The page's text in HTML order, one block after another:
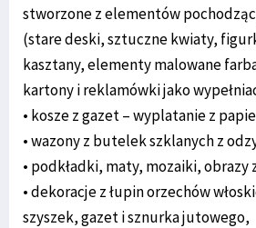
stworzone z elementów
(stare deski, sztuczne kwiaty,
kasztany, elementy malowane
kartony i reklamówki jako
• kosze z gazet – wyplatanie z
• wazony z butelek szklanych z
• podkładki, maty, mozaiki, obrazy
• dekoracje z łupin orzechów
szyszek, gazet i sznurka jutowego,